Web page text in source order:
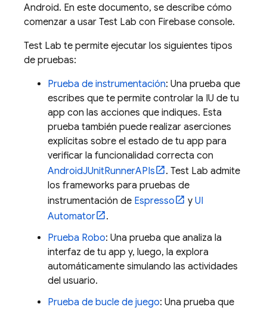
Android. En este documento, se describe cómo
comenzar a usar Test Lab con Firebase console.
Test Lab te permite ejecutar los siguientes tipos
de pruebas:
Prueba de instrumentación: Una prueba que
escribes que te permite controlar la IU de tu
app con las acciones que indiques. Esta
prueba también puede realizar aserciones
explícitas sobre el estado de tu app para
verificar la funcionalidad correcta con
AndroidJUnitRunnerAPIs
. Test Lab admite
los frameworks para pruebas de
instrumentación de Espresso y UI
Automator
.
Prueba Robo: Una prueba que analiza la
interfaz de tu app y, luego, la explora
automáticamente simulando las actividades
del usuario.
Prueba de bucle de juego: Una prueba que